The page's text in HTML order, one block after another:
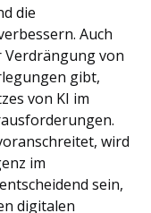
die
Auch
Verdrängung von
gibt,
von KI im
wird
im
sein,
digitalen